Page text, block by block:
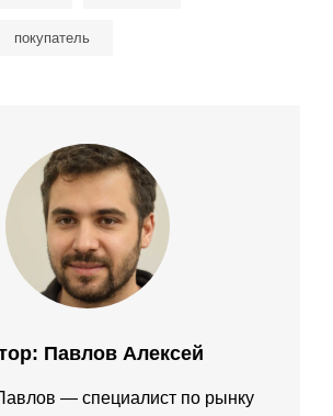
покупатель
Павлов Алексей
— специалист по рынку